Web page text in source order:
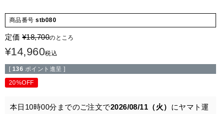
商品番号 stb080
定価 ¥18,700のところ
¥14,960税込
[ 136 ポイント進呈 ]
20%OFF
本日 10時00分 までのご注文で2026/08/11（火） にヤマト運